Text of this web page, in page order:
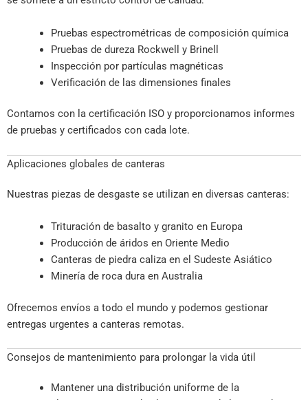
Pruebas espectrométricas de composición química
Pruebas de dureza Rockwell y Brinell
Inspección por partículas magnéticas
Verificación de las dimensiones finales
Contamos con la certificación ISO y proporcionamos informes
de pruebas y certificados con cada lote.
Aplicaciones globales de canteras
Nuestras piezas de desgaste se utilizan en diversas canteras:
Trituración de basalto y granito en Europa
Producción de áridos en Oriente Medio
Canteras de piedra caliza en el Sudeste Asiático
Minería de roca dura en Australia
Ofrecemos envíos a todo el mundo y podemos gestionar
entregas urgentes a canteras remotas.
Consejos de mantenimiento para prolongar la vida útil
Mantener una distribución uniforme de la